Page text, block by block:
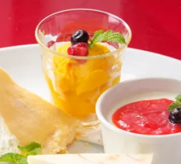
音楽
ット ゲーム・サービス開発
書籍・雑誌出版
チャレンジ
化